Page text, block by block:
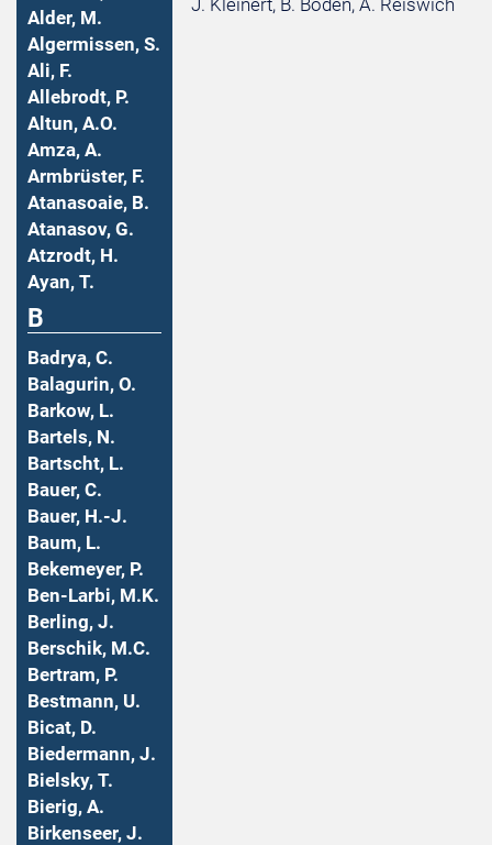
Alder, M.
Algermissen, S.
Ali, F.
Allebrodt, P.
Altun, A.O.
Amza, A.
Armbrüster, F.
Atanasoaie, B.
Atanasov, G.
Atzrodt, H.
Ayan, T.
B
Badrya, C.
Balagurin, O.
Barkow, L.
Bartels, N.
Bartscht, L.
Bauer, C.
Bauer, H.-J.
Baum, L.
Bekemeyer, P.
Ben-Larbi, M.K.
Berling, J.
Berschik, M.C.
Bertram, P.
Bestmann, U.
Bicat, D.
Biedermann, J.
Bielsky, T.
Bierig, A.
Birkenseer, J.
J. Kleinert, B. Boden, A. Reiswich